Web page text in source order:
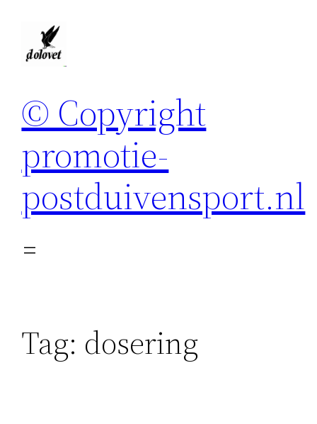
© Copyright
promotie-
postduivensport.nl
Tag: dosering